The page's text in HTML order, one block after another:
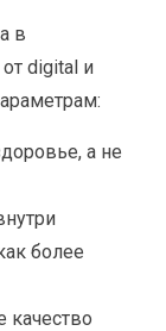
в
от digital и
а не
более